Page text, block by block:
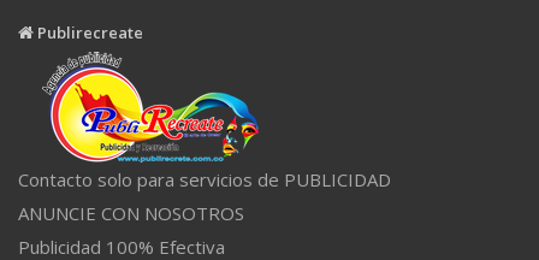
Publirecreate
Contacto solo para servicios de PUBLICIDAD
ANUNCIE CON NOSOTROS
Publicidad 100% Efectiva